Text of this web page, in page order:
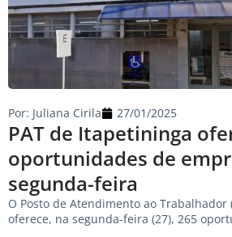
PAT de Itapetininga
oportunidades de
segunda-feira
Por: Juliana Cirila 27/01/2025
O Posto de Atendimento ao Trabalhador
oferece, na segunda-feira (27), 265